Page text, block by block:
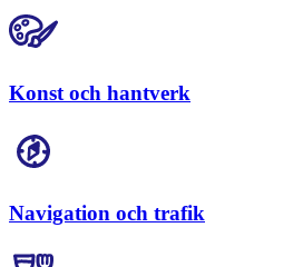
Konst och hantverk
Navigation och trafik